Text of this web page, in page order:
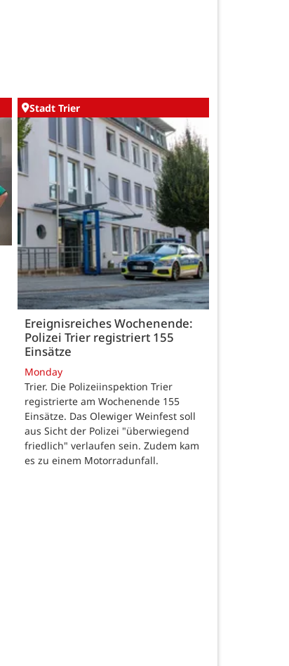
Stadt Trier
Ereignisreiches Wochenende:
Polizei Trier registriert 155
Einsätze
Monday
Trier. Die Polizeiinspektion Trier
registrierte am Wochenende 155
Einsätze. Das Olewiger Weinfest soll
aus Sicht der Polizei "überwiegend
friedlich" verlaufen sein. Zudem kam
es zu einem Motorradunfall.